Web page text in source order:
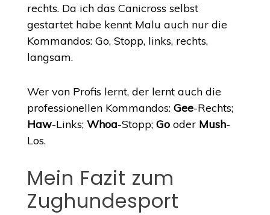
rechts. Da ich das Canicross selbst
gestartet habe kennt Malu auch nur die
Kommandos: Go, Stopp, links, rechts,
langsam.
Wer von Profis lernt, der lernt auch die
professionellen Kommandos: Gee-Rechts;
Haw-Links; Whoa-Stopp; Gooder Mush-
Los.
Mein Fazit zum
Zughundesport